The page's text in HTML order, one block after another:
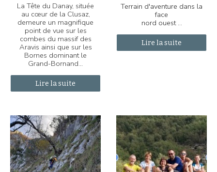
La Tête du Danay, située
au cœur de la Clusaz,
demeure un magnifique
point de vue sur les
combes du massif des
Aravis ainsi que sur les
Bornes dominant le
Grand-Bornand...
Lire la suite
Terrain d'aventure dans la
face
nord ouest ...
Lire la suite